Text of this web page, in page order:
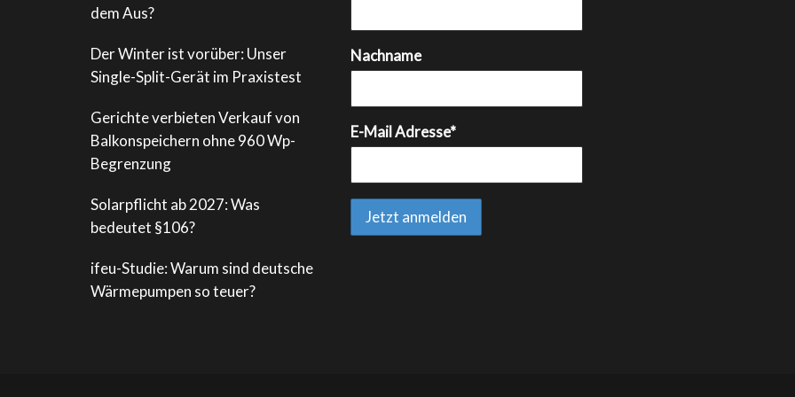
dem Aus?
Der Winter ist vorüber: Unser
Single-Split-Gerät im Praxistest
Gerichte verbieten Verkauf von
Balkonspeichern ohne 960 Wp-
Begrenzung
Solarpflicht ab 2027: Was
bedeutet §106?
ifeu-Studie: Warum sind deutsche
Wärmepumpen so teuer?
Nachname
E-Mail Adresse*